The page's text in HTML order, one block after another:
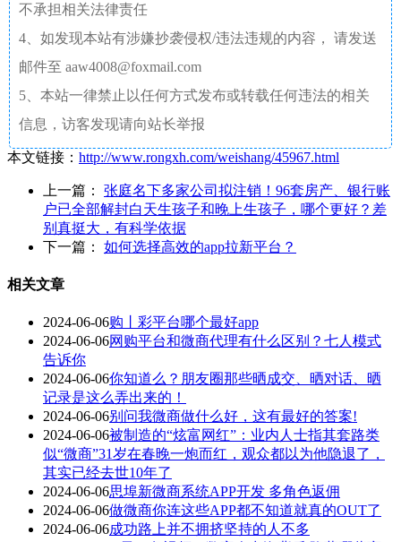
不承担相关法律责任
4、如发现本站有涉嫌抄袭侵权/违法违规的内容， 请发送
邮件至 aaw4008@foxmail.com
5、本站一律禁止以任何方式发布或转载任何违法的相关
信息，访客发现请向站长举报
本文链接： http://www.rongxh.com/weishang/45967.html
上一篇： 张庭名下多家公司拟注销！96套房产、银行账
户已全部解封白天生孩子和晚上生孩子，哪个更好？差
别真挺大，有科学依据
下一篇： 如何选择高效的app拉新平台？
相关文章
2024-06-06购丨彩平台哪个最好app
2024-06-06网购平台和微商代理有什么区别？七人模式
告诉你
2024-06-06你知道么？朋友圈那些晒成交、晒对话、晒
记录是这么弄出来的！
2024-06-06别问我微商做什么好，这有最好的答案!
2024-06-06被制造的“炫富网红”：业内人士指其套路类
似“微商”31岁在春晚一炮而红，观众都以为他隐退了，
其实已经去世10年了
2024-06-06思埠新微商系统APP开发 多角色返佣
2024-06-06做微商你连这些APP都不知道就真的OUT了
2024-06-06成功路上并不拥挤坚持的人不多